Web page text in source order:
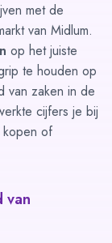
met de
van Midlum.
op het juiste
te houden op
van zaken in de
cijfers je bij
kopen of
van